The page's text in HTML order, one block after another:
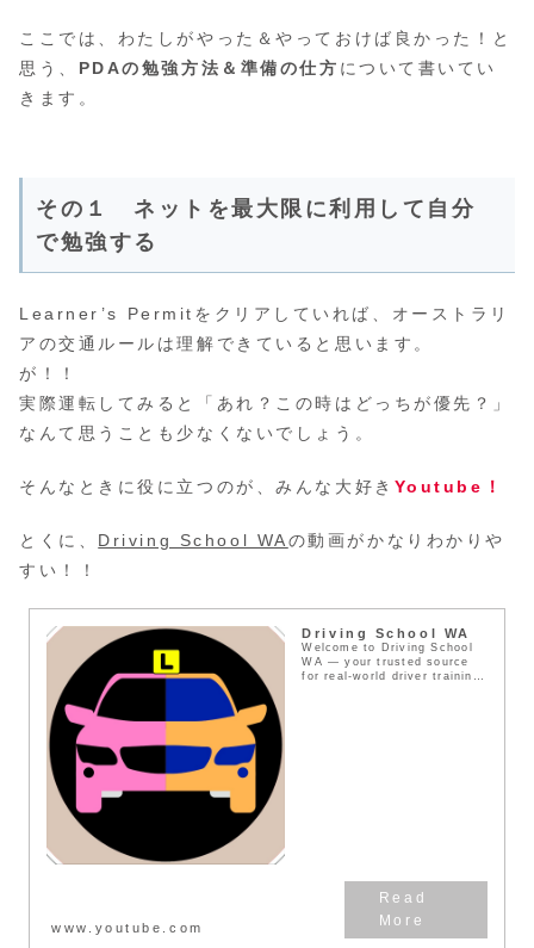
ここでは、わたしがやった＆やっておけば良かった！と
思う、 PDAの勉強方法＆準備の仕方 について書いてい
きます。
その１ ネットを最大限に利用して自分
で勉強する
Learner’s Permitをクリアしていれば、オーストラリ
アの交通ルールは理解できていると思います。
が！！
実際運転してみると「あれ？この時はどっちが優先？」
なんて思うことも少なくないでしょう。
そんなときに役に立つのが、みんな大好き Youtube！
とくに、 Driving School WAの動画がかなりわかりや
すい！！
Driving School WA
Welcome to Driving School
WA — your trusted source
for real-world driver training
www.youtube.com